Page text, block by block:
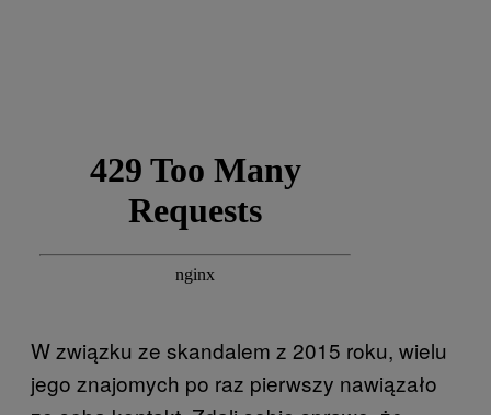
W związku ze skandalem z 2015 roku, wielu
jego znajomych po raz pierwszy nawiązało